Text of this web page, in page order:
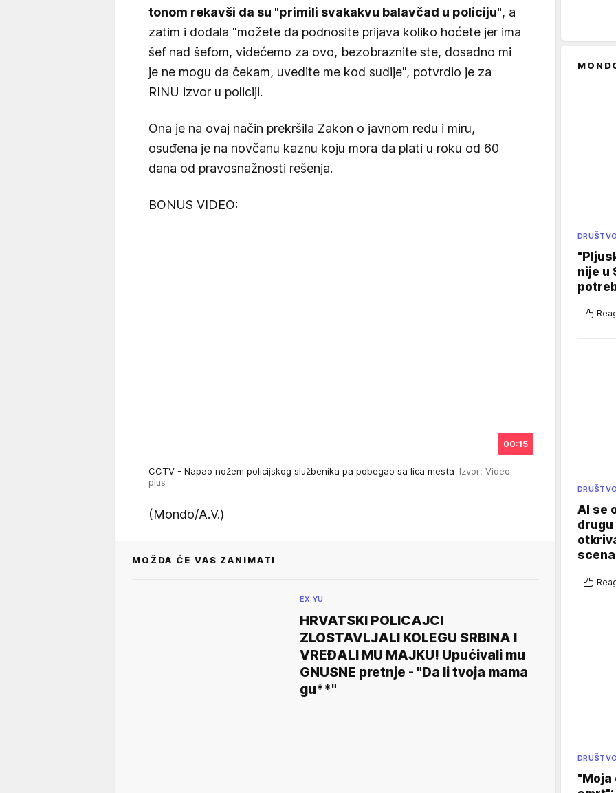
tonom rekavši da su "primili svakakvu balavčad u policiju", a
zatim i dodala "možete da podnosite prijava koliko hoćete jer ima
šef nad šefom, videćemo za ovo, bezobraznite ste, dosadno mi
je ne mogu da čekam, uvedite me kod sudije", potvrdio je za
RINU izvor u policiji.
Ona je na ovaj način prekršila Zakon o javnom redu i miru,
osuđena je na novčanu kaznu koju mora da plati u roku od 60
dana od pravosnažnosti rešenja.
BONUS VIDEO:
00:15
CCTV - Napao nožem policijskog službenika pa pobegao sa lica mesta Izvor: Video
plus
(Mondo/A.V.)
MOŽDA ĆE VAS ZANIMATI
EX YU
HRVATSKI POLICAJCI
ZLOSTAVLJALI KOLEGU SRBINA I
VREĐALI MU MAJKU! Upućivali mu
GNUSNE pretnje - "Da li tvoja mama
gu**"
DRUŠTVO
nije u
DRUŠTVO
AI se
DRUŠTVO
"Moja